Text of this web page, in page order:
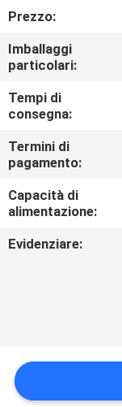
QUALITÀ
CONTATTICI
RICHIEDA
UNA
CITAZIONE
DEL
POLICY
Prezzo:
Imballaggi
particolari:
Tempi di
consegna:
Termini di
pagamento:
Capacità di
alimentazione:
Evidenziare: